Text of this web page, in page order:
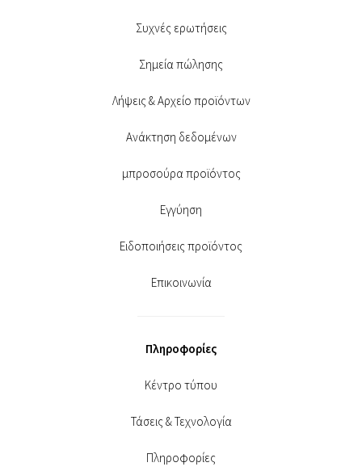
Συχνές ερωτήσεις
Σημεία πώλησης
Λήψεις & Αρχείο προϊόντων
Ανάκτηση δεδομένων
μπροσούρα προϊόντος
Εγγύηση
Ειδοποιήσεις προϊόντος
Επικοινωνία
Πληροφορίες
Κέντρο τύπου
Τάσεις & Τεχνολογία
Πληροφορίες